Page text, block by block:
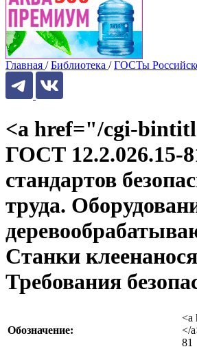
Главная / Библиотека / ГОСТы
<a href="/cgi-
ГОСТ 12.2.026.15-
стандартов
труда.
Станки
Требования
Обозначение:
<a
</
81